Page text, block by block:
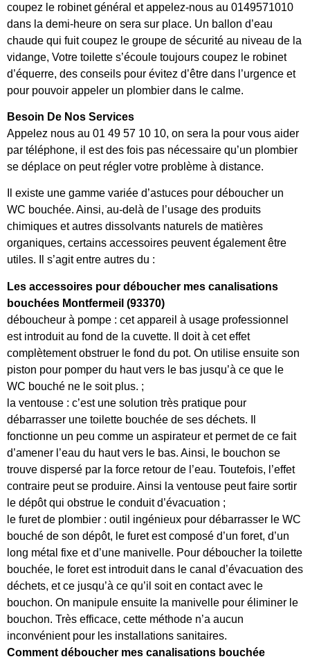
coupez le robinet général et appelez-nous au 0149571010
dans la demi-heure on sera sur place. Un ballon d’eau
chaude qui fuit coupez le groupe de sécurité au niveau de la
vidange, Votre toilette s’écoule toujours coupez le robinet
d’équerre, des conseils pour évitez d’être dans l’urgence et
pour pouvoir appeler un plombier dans le calme.
Besoin De Nos Services
Appelez nous au 01 49 57 10 10, on sera la pour vous aider
par téléphone, il est des fois pas nécessaire qu’un plombier
se déplace on peut régler votre problème à distance.
Il existe une gamme variée d’astuces pour déboucher un
WC bouchée. Ainsi, au-delà de l’usage des produits
chimiques et autres dissolvants naturels de matières
organiques, certains accessoires peuvent également être
utiles. Il s’agit entre autres du :
Les accessoires pour déboucher mes canalisations
bouchées Montfermeil (93370)
déboucheur à pompe : cet appareil à usage professionnel
est introduit au fond de la cuvette. Il doit à cet effet
complètement obstruer le fond du pot. On utilise ensuite son
piston pour pomper du haut vers le bas jusqu’à ce que le
WC bouché ne le soit plus. ;
la ventouse : c’est une solution très pratique pour
débarrasser une toilette bouchée de ses déchets. Il
fonctionne un peu comme un aspirateur et permet de ce fait
d’amener l’eau du haut vers le bas. Ainsi, le bouchon se
trouve dispersé par la force retour de l’eau. Toutefois, l’effet
contraire peut se produire. Ainsi la ventouse peut faire sortir
le dépôt qui obstrue le conduit d’évacuation ;
le furet de plombier : outil ingénieux pour débarrasser le WC
bouché de son dépôt, le furet est composé d’un foret, d’un
long métal fixe et d’une manivelle. Pour déboucher la toilette
bouchée, le foret est introduit dans le canal d’évacuation des
déchets, et ce jusqu’à ce qu’il soit en contact avec le
bouchon. On manipule ensuite la manivelle pour éliminer le
bouchon. Très efficace, cette méthode n’a aucun
inconvénient pour les installations sanitaires.
Comment déboucher mes canalisations bouchée